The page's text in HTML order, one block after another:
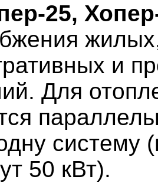
25,
и
Для
систему
50 кВт).